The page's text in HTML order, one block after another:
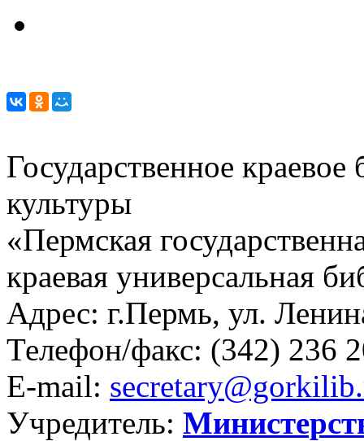
Государственное
культуры
«Пермская
краевая универсальная
Адрес: г.Пермь, ул.
Телефон/факс: (342) 236
E-mail:
Учредитель: